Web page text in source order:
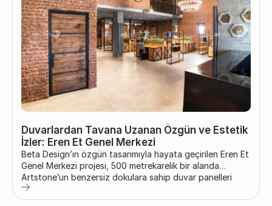
Duvarlardan Tavana Uzanan Özgün ve Estetik
İzler: Eren Et Genel Merkezi
Beta Design’ın özgün tasarımıyla hayata geçirilen Eren Et
Genel Merkezi projesi, 500 metrekarelik bir alanda
Artstone’un benzersiz dokulara sahip duvar panelleri
kullanılarak tamamlandı. Mekânda yaratıcı bir atmosfer
oluşturan Artstone Ladrillo Loft Rojo Effect ve Hormigon